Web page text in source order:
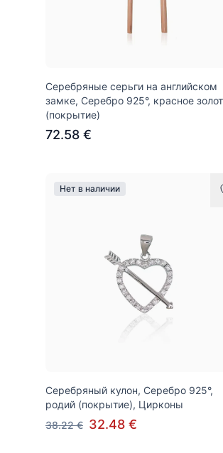
Серебряные серьги на английском
замке, Серебро 925°, красное
(покрытие)
72.58 €
Нет в наличии
Серебряный кулон, Серебро 925°,
родий (покрытие), Цирконы
38.22 € 32.48 €